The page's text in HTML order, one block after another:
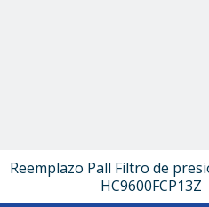
Reemplazo Pall Filtro de
HC9600FCP13Z